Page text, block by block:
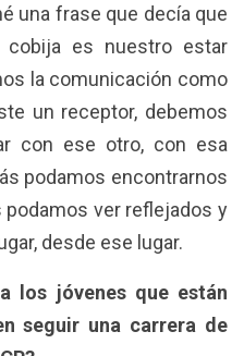
una frase que decía que
es nuestro estar
la comunicación como
un receptor, debemos
con ese otro, con esa
podamos encontrarnos
podamos ver reflejados y
desde ese lugar.
los jóvenes que están
seguir una carrera de